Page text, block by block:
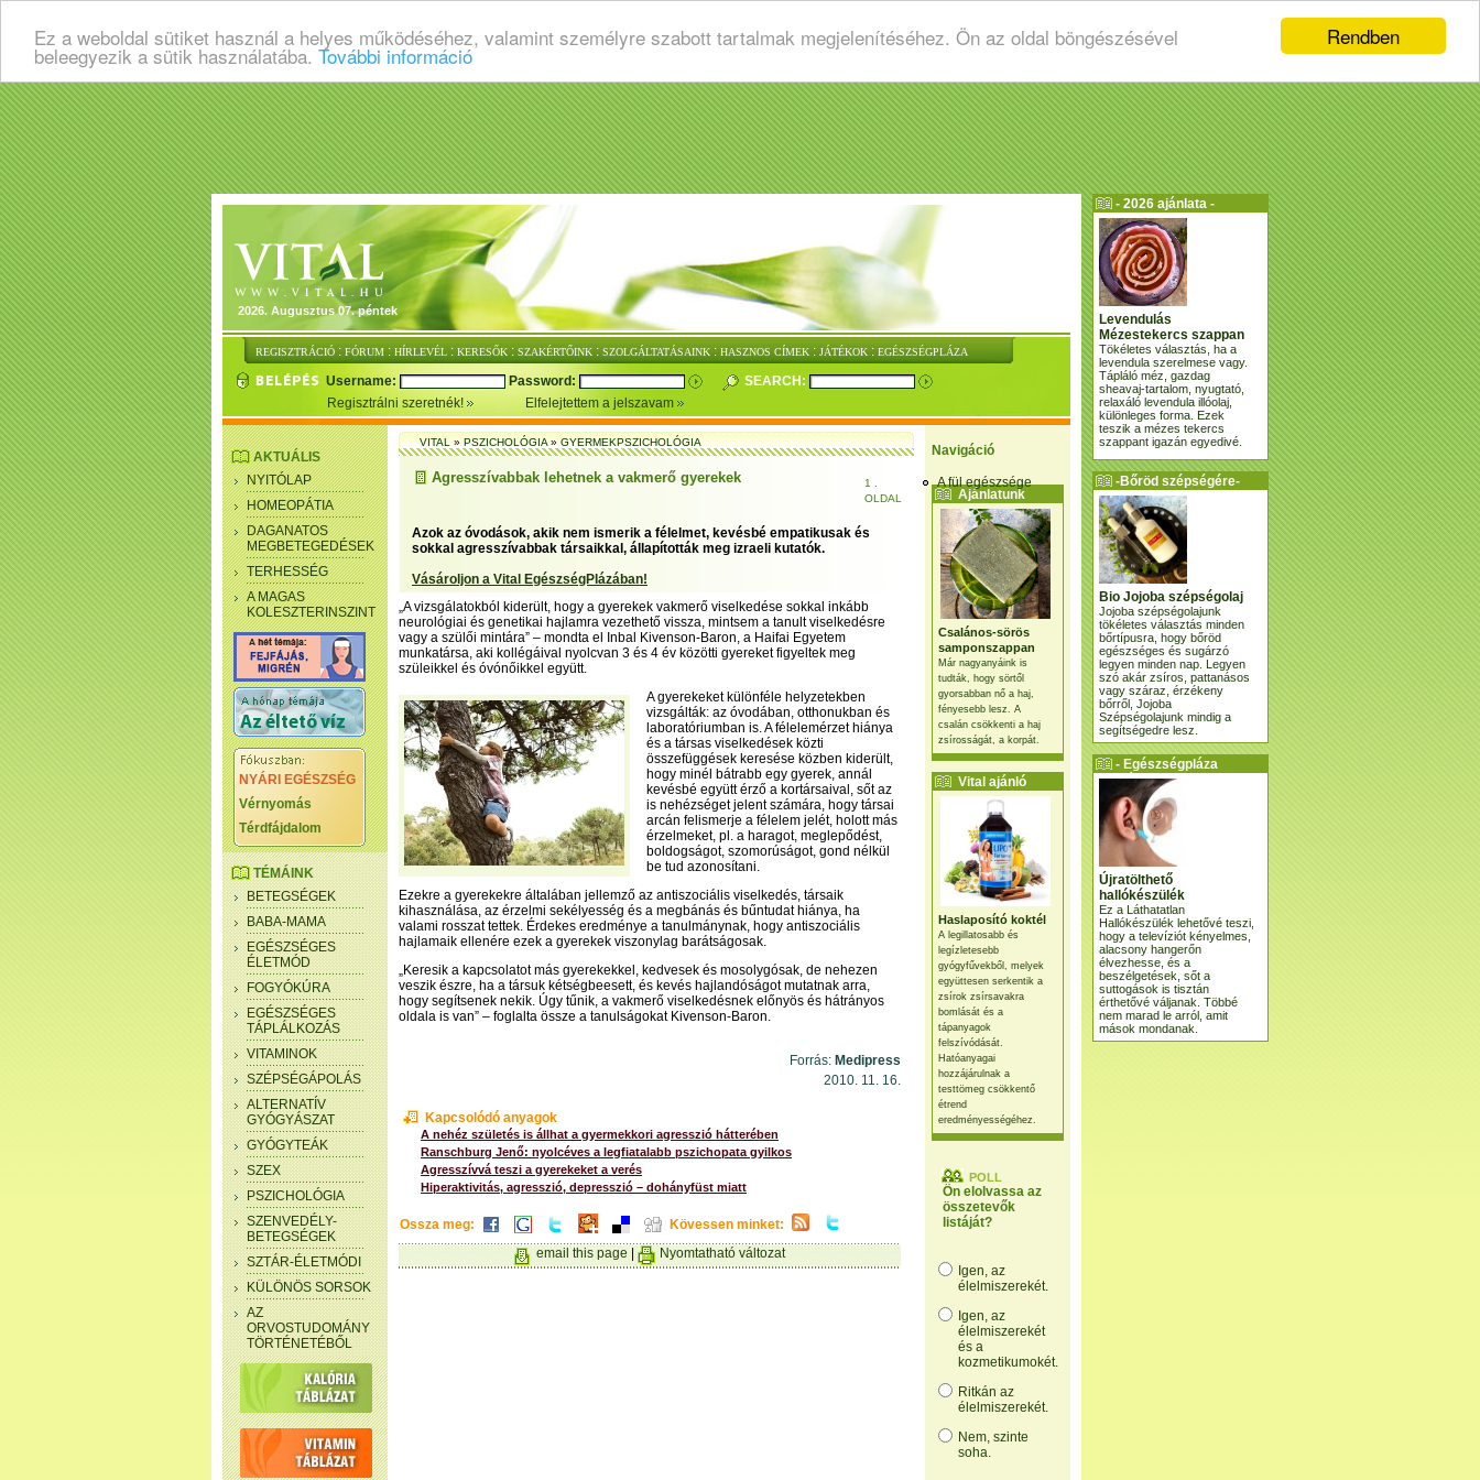
Rendben
Ez a weboldal sütiket használ a helyes működéséhez, valamint személyre szabott tartalmak megjelenítéséhez. Ön az oldal böngészésével
beleegyezik a sütik használatába. További információ
2026. Augusztus 07. péntek
REGISZTRÁCIÓ : FÓRUM : HÍRLEVÉL : KERESŐK : SZAKÉRTŐINK : SZOLGÁLTATÁSAINK : HASZNOS CÍMEK : JÁTÉKOK : EGÉSZSÉGPLÁZA
Username: Password:
SEARCH:
Regisztrálni szeretnék!
Elfelejtettem a jelszavam
Navigáció
A fül egészsége
Ajánlatunk
Csalános-sörös
samponszappan
Már nagyanyáink is
tudták, hogy sörtől
gyorsabban nő a haj,
fényesebb lesz. A
csalán csökkenti a haj
zsírosságát, a korpát.
Vital ajánló
Haslaposító koktél
A legillatosabb és
legízletesebb
gyógyfűvekből, melyek
együttesen serkentik a
zsírok zsírsavakra
bomlását és a
tápanyagok
felszívódását.
Hatóanyagai
hozzájárulnak a
testtömeg csökkentő
étrend
eredményességéhez.
POLL
Ön elolvassa az
összetevők
listáját?
Igen, az
élelmiszerekét.
Igen, az
élelmiszerekét
és a
kozmetikumokét.
Ritkán az
élelmiszerekét.
Nem, szinte
soha.
AKTUÁLIS
NYITÓLAP
HOMEOPÁTIA
DAGANATOS
MEGBETEGEDÉSEK
TERHESSÉG
A MAGAS
KOLESZTERINSZINT
NYÁRI EGÉSZSÉG
Vérnyomás
Térdfájdalom
TÉMÁINK
BETEGSÉGEK
BABA-MAMA
EGÉSZSÉGES
ÉLETMÓD
FOGYÓKÚRA
EGÉSZSÉGES
TÁPLÁLKOZÁS
VITAMINOK
SZÉPSÉGÁPOLÁS
ALTERNATÍV
GYÓGYÁSZAT
GYÓGYTEÁK
SZEX
PSZICHOLÓGIA
SZENVEDÉLY-
BETEGSÉGEK
SZTÁR-ÉLETMÓDI
KÜLÖNÖS SORSOK
AZ
ORVOSTUDOMÁNY
TÖRTÉNETÉBŐL
VITAL»PSZICHOLÓGIA»GYERMEKPSZICHOLÓGIA
Agresszívabbak lehetnek a vakmerő gyerekek
1 .
OLDAL
Azok az óvodások, akik nem ismerik a félelmet, kevésbé empatikusak és
sokkal agresszívabbak társaikkal, állapították meg izraeli kutatók.
Vásároljon a Vital EgészségPlázában!
„A vizsgálatokból kiderült, hogy a gyerekek vakmerő viselkedése sokkal inkább
neurológiai és genetikai hajlamra vezethető vissza, mintsem a tanult viselkedésre
vagy a szülői mintára” – mondta el Inbal Kivenson-Baron, a Haifai Egyetem
munkatársa, aki kollégáival nyolcvan 3 és 4 év közötti gyereket figyeltek meg
szüleikkel és óvónőikkel együtt.
A gyerekeket különféle helyzetekben
vizsgálták: az óvodában, otthonukban és
laboratóriumban is. A félelemérzet hiánya
és a társas viselkedések közti
összefüggések keresése közben kiderült,
hogy minél bátrabb egy gyerek, annál
kevésbé együtt érző a kortársaival, sőt az
is nehézséget jelent számára, hogy társai
arcán felismerje a félelem jelét, holott más
érzelmeket, pl. a haragot, meglepődést,
boldogságot, szomorúságot, gond nélkül
be tud azonosítani.
Ezekre a gyerekekre általában jellemző az antiszociális viselkedés, társaik
kihasználása, az érzelmi sekélyesség és a megbánás és bűntudat hiánya, ha
valami rosszat tettek. Érdekes eredménye a tanulmánynak, hogy antiszociális
hajlamaik ellenére ezek a gyerekek viszonylag barátságosak.
„Keresik a kapcsolatot más gyerekekkel, kedvesek és mosolygósak, de nehezen
veszik észre, ha a társuk kétségbeesett, és kevés hajlandóságot mutatnak arra,
hogy segítsenek nekik. Úgy tűnik, a vakmerő viselkedésnek előnyös és hátrányos
oldala is van” – foglalta össze a tanulságokat Kivenson-Baron.
Forrás: Medipress
2010. 11. 16.
Kapcsolódó anyagok
A nehéz születés is állhat a gyermekkori agresszió hátterében
Ranschburg Jenő: nyolcéves a legfiatalabb pszichopata gyilkos
Agresszívvá teszi a gyerekeket a verés
Hiperaktivitás, agresszió, depresszió – dohányfüst miatt
Ossza meg:
Kövessen minket:
email this page
Nyomtatható változat
- 2026 ajánlata -
Levendulás
Mézestekercs szappan
Tökéletes választás, ha a
levendula szerelmese vagy.
Tápláló méz, gazdag
sheavaj-tartalom, nyugtató,
relaxáló levendula illóolaj,
különleges forma. Ezek
teszik a mézes tekercs
szappant igazán egyedivé.
-Bőröd szépségére-
Bio Jojoba szépségolaj
Jojoba szépségolajunk
tökéletes választás minden
bőrtípusra, hogy bőröd
egészséges és sugárzó
legyen minden nap. Legyen
szó akár zsíros, pattanásos
vagy száraz, érzékeny
bőrről, Jojoba
Szépségolajunk mindig a
segítségedre lesz.
- Egészségpláza
ajánlatunk -
Újratölthető
hallókészülék
Ez a Láthatatlan
Hallókészülék lehetővé teszi,
hogy a televíziót kényelmes,
alacsony hangerőn
élvezhesse, és a
beszélgetések, sőt a
suttogások is tisztán
érthetővé váljanak. Többé
nem marad le arról, amit
mások mondanak.